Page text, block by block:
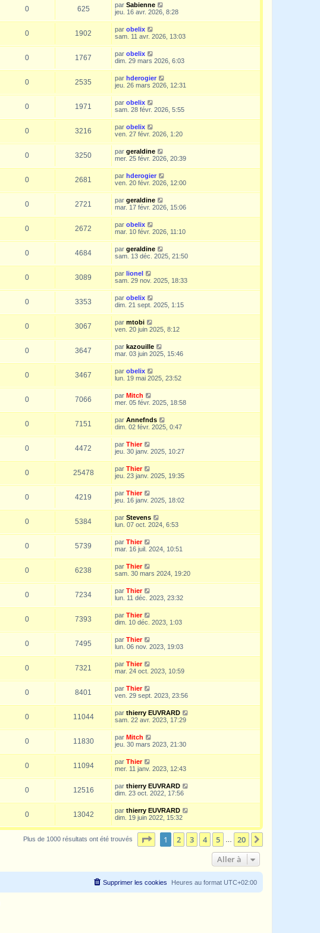
0 625 par Sabienne
jeu. 16 avr. 2026, 8:28
0 1902 par obelix
sam. 11 avr. 2026, 13:03
0 1767 par obelix
dim. 29 mars 2026, 6:03
0 2535 par hderogier
jeu. 26 mars 2026, 12:31
0 1971 par obelix
sam. 28 févr. 2026, 5:55
0 3216 par obelix
ven. 27 févr. 2026, 1:20
0 3250 par geraldine
mer. 25 févr. 2026, 20:39
0 2681 par hderogier
ven. 20 févr. 2026, 12:00
0 2721 par geraldine
mar. 17 févr. 2026, 15:06
0 2672 par obelix
mar. 10 févr. 2026, 11:10
0 4684 par geraldine
sam. 13 déc. 2025, 21:50
0 3089 par lionel
sam. 29 nov. 2025, 18:33
0 3353 par obelix
dim. 21 sept. 2025, 1:15
0 3067 par mtobi
ven. 20 juin 2025, 8:12
0 3647 par kazouille
mar. 03 juin 2025, 15:46
0 3467 par obelix
lun. 19 mai 2025, 23:52
0 7066 par Mitch
mer. 05 févr. 2025, 18:58
0 7151 par Annefnds
dim. 02 févr. 2025, 0:47
0 4472 par Thier
jeu. 30 janv. 2025, 10:27
0 25478 par Thier
jeu. 23 janv. 2025, 19:35
0 4219 par Thier
jeu. 16 janv. 2025, 18:02
0 5384 par Stevens
lun. 07 oct. 2024, 6:53
0 5739 par Thier
mar. 16 juil. 2024, 10:51
0 6238 par Thier
sam. 30 mars 2024, 19:20
0 7234 par Thier
lun. 11 déc. 2023, 23:32
0 7393 par Thier
dim. 10 déc. 2023, 1:03
0 7495 par Thier
lun. 06 nov. 2023, 19:03
0 7321 par Thier
mar. 24 oct. 2023, 10:59
0 8401 par Thier
ven. 29 sept. 2023, 23:56
0 11044 par thierry EUVRARD
sam. 22 avr. 2023, 17:29
0 11830 par Mitch
jeu. 30 mars 2023, 21:30
0 11094 par Thier
mer. 11 janv. 2023, 12:43
0 12516 par thierry EUVRARD
dim. 23 oct. 2022, 17:56
0 13042 par thierry EUVRARD
dim. 19 juin 2022, 15:32
Plus de 1000 résultats ont été trouvés Page sur20
1 2 3 4 5 20
Aller à
Heures au format UTC+02:00
Supprimer les cookies